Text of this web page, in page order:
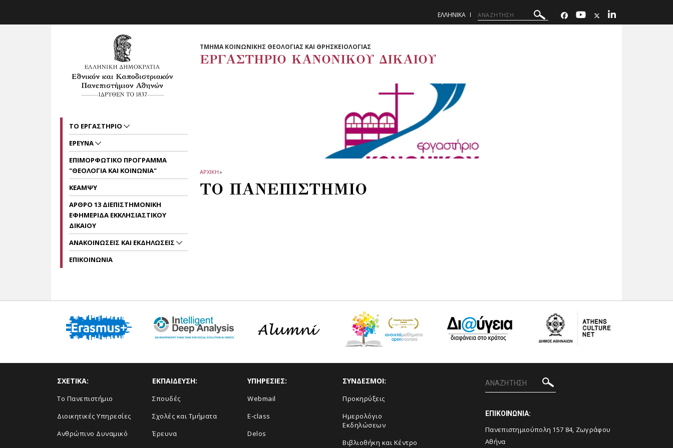
ΕΛΛΗΝΙΚΑ
ΤΜΗΜΑ ΚΟΙΝΩΝΙΚΗΣ ΘΕΟΛΟΓΙΑΣ ΚΑΙ ΘΡΗΣΚΕΙΟΛΟΓΙΑΣ
ΕΡΓΑΣΤΗΡΙΟ ΚΑΝΟΝΙΚΟΥ ΔΙΚΑΙΟΥ
ΑΡΧΙΚΗ»
ΤΟ ΠΑΝΕΠΙΣΤΗΜΙΟ
ΤΟ ΕΡΓΑΣΤΗΡΙΟ
ΕΡΕΥΝΑ
ΕΠΙΜΟΡΦΩΤΙΚΟ ΠΡΟΓΡΑΜΜΑ
"ΘΕΟΛΟΓΙΑ ΚΑΙ ΚΟΙΝΩΝΙΑ"
ΚΕΑΜΨΥ
ΑΡΘΡΟ 13 ΔΙΕΠΙΣΤΗΜΟΝΙΚΗ
ΕΦΗΜΕΡΙΔΑ ΕΚΚΛΗΣΙΑΣΤΙΚΟΥ
ΔΙΚΑΙΟΥ
ΑΝΑΚΟΙΝΩΣΕΙΣ ΚΑΙ ΕΚΔΗΛΩΣΕΙΣ
ΕΠΙΚΟΙΝΩΝΙΑ
ΣΧΕΤΙΚΑ:
Το Πανεπιστήμιο
Διοικητικές Υπηρεσίες
Ανθρώπινο Δυναμικό
ΕΚΠΑΙΔΕΥΣΗ:
Σπουδές
Σχολές και Τμήματα
Έρευνα
ΥΠΗΡΕΣΙΕΣ:
Webmail
E-class
Delos
ΣΥΝΔΕΣΜΟΙ:
Προκηρύξεις
Ημερολόγιο
Εκδηλώσεων
Βιβλιοθήκη και Κέντρο
ΕΠΙΚΟΙΝΩΝΙΑ:
Πανεπιστημιούπολη 157 84, Ζωγράφου
Αθήνα